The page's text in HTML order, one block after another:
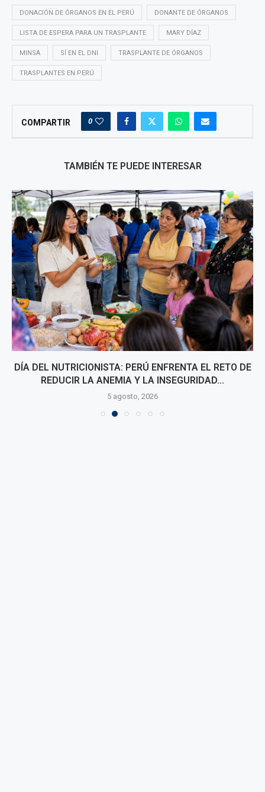
DONACIÓN DE ÓRGANOS EN EL PERÚ DONANTE DE ÓRGANOS
LISTA DE ESPERA PARA UN TRASPLANTE MARY DÍAZ
MINSA SÍ EN EL DNI TRASPLANTE DE ÓRGANOS
TRASPLANTES EN PERÚ
COMPARTIR 0
TAMBIÉN TE PUEDE INTERESAR
DÍA DEL NUTRICIONISTA: PERÚ ENFRENTA EL RETO DE
REDUCIR LA ANEMIA Y LA INSEGURIDAD...
5 agosto, 2026